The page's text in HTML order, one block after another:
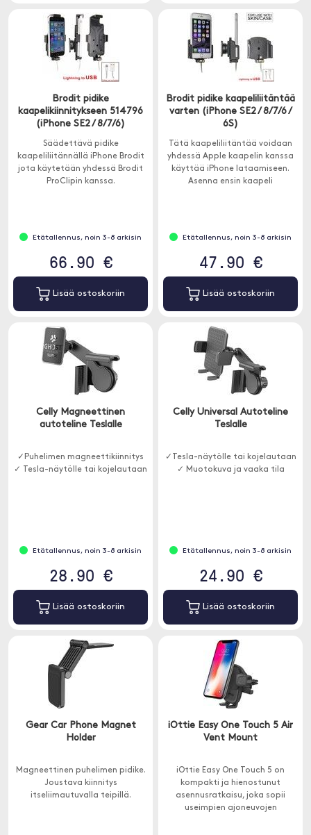
Brodit pidike
kaapelikiinnitykseen 514796
(iPhone SE2 / 8/7/6)
Säädettävä pidike
kaapeliliitännällä iPhone Brodit
jota käytetään yhdessä Brodit
ProClipin kanssa.
Etätallennus, noin 3-8 arkisin
66.90 €
Lisää ostoskoriin
Brodit pidike kaapeliliitäntää
varten (iPhone SE2 / 8/7/6 /
6S)
Tätä kaapeliliitäntää voidaan
yhdessä Apple kaapelin kanssa
käyttää iPhone lataamiseen.
Asenna ensin kaapeli
Etätallennus, noin 3-8 arkisin
47.90 €
Lisää ostoskoriin
Celly Magneettinen
autoteline Teslalle
✓Puhelimen magneettikiinnitys
✓ Tesla-näytölle tai kojelautaan
Etätallennus, noin 3-8 arkisin
28.90 €
Lisää ostoskoriin
Celly Universal Autoteline
Teslalle
✓Tesla-näytölle tai kojelautaan
✓ Muotokuva ja vaaka tila
Etätallennus, noin 3-8 arkisin
24.90 €
Lisää ostoskoriin
Gear Car Phone Magnet
Holder
Magneettinen puhelimen pidike.
Joustava kiinnitys
itseliimautuvalla teipillä.
iOttie Easy One Touch 5 Air
Vent Mount
iOttie Easy One Touch 5 on
kompakti ja hienostunut
asennusratkaisu, joka sopii
useimpien ajoneuvojen